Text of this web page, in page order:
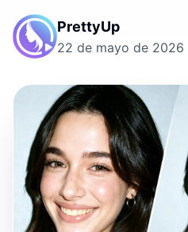
PrettyUp
22 de mayo de 2026